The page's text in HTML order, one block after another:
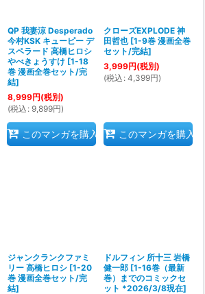
QP 我妻涼 Desperado
今村KSK キューピー デ
スペラード 高橋ヒロシ
やべきょうすけ [1-18
巻 漫画全巻セット/完
結]
8,999円(税別)
(税込 : 9,899円)
このマンガを購入
クローズEXPLODE 神
田哲也 [1-9巻 漫画全巻
セット/完結]
3,999円(税別)
(税込 : 4,399円)
このマンガを購入
ジャンクランクファミ
リー 高橋ヒロシ [1-20
巻 漫画全巻セット/完
結]
ドルフィン 所十三 岩橋
健一郎 [1-16巻（最新
巻）までのコミックセ
ット *2026/3/8現在]